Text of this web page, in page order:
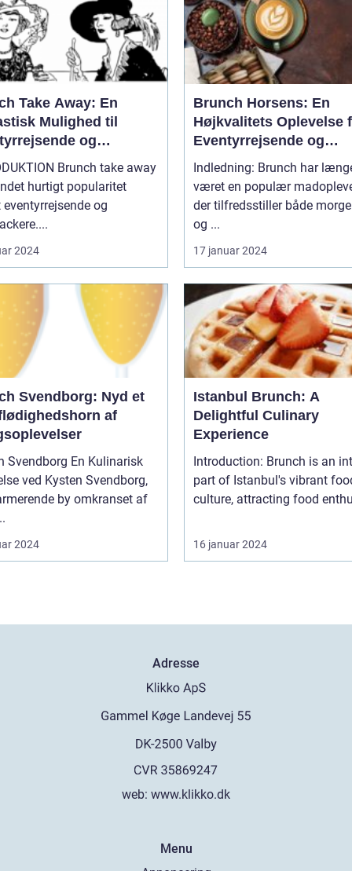
Take Away: En
Mulighed til
og
Brunch take away
hurtigt popularitet
og
2024
Brunch Horsens: En
Højkvalitets Oplevelse
Eventyrrejsende og
Backpackere
Indledning: Brunch har
været en populær
der tilfredsstiller både
og ...
17 januar 2024
Svendborg: Nyd et
af
En Kulinarisk
Kysten Svendborg,
by omkranset af
2024
Istanbul Brunch: A
Delightful Culinary
Experience
Introduction: Brunch is an
part of Istanbul's vibrant
culture, attracting food
16 januar 2024
Adresse
web: www.klikko.dk
Menu